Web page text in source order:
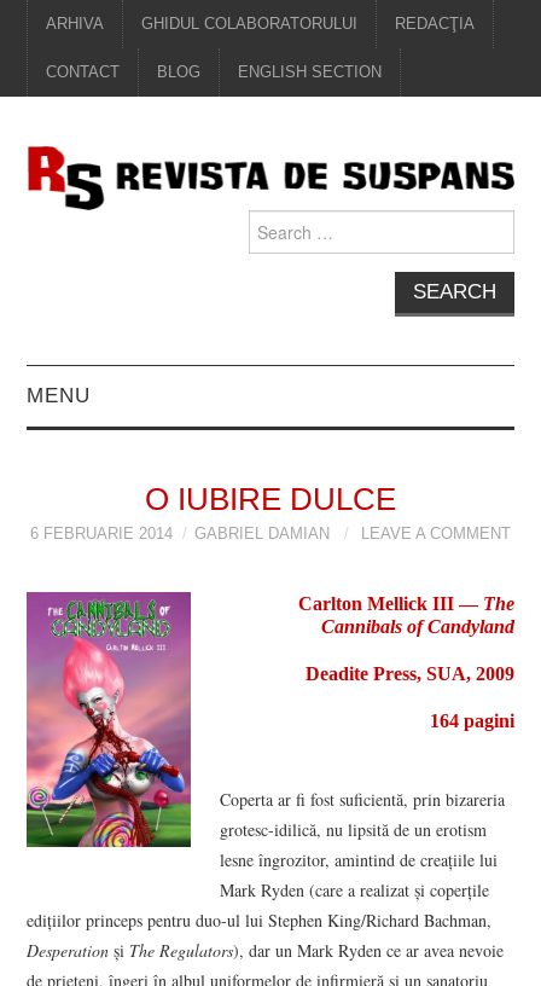
ARHIVA GHIDUL COLABORATORULUI REDACŢIA
CONTACT BLOG ENGLISH SECTION
for:
MENU
CONTRAPAGINI
CARTE & FILM
SUSPANS
NUMĂRUL 48 /
NUMĂRUL 49 /
O IUBIRE DULCE
6 FEBRUARIE 2014 GABRIEL DAMIAN LEAVE A COMMENT
Carlton Mellick III ― The
Cannibals of Candyland
Deadite Press, SUA, 2009
164 pagini
Coperta ar fi fost suficientă, prin bizareria
grotesc-idilică, nu lipsită de un erotism
lesne îngrozitor, amintind de creaţiile lui
Mark Ryden (care a realizat şi coperţile
ediţiilor princeps pentru duo-ul lui Stephen King/Richard Bachman,
Desperation şi The Regulators), dar un Mark Ryden ce ar avea nevoie
de prieteni, îngeri în albul uniformelor de infirmieră şi un sanatoriu